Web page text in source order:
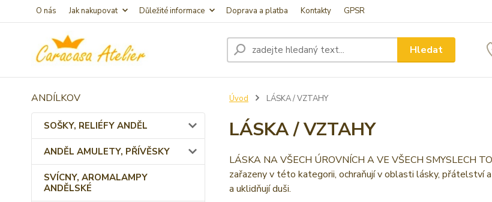
O nás Jak nakupovat Důležité informace Doprava a platba Kontakty GPSR
Hledat
ANDÍLKOV
SOŠKY, RELIÉFY ANDĚL
ANDĚL AMULETY, PŘÍVĚSKY
SVÍCNY, AROMALAMPY
ANDĚLSKÉ
Úvod LÁSKA / VZTAHY
LÁSKA / VZTAHY
LÁSKA NA VŠECH ÚROVNÍCH A VE VŠECH SMYSLECH
zařazeny v této kategorii, ochraňují v oblasti lásky, přátelství
a uklidňují duši.